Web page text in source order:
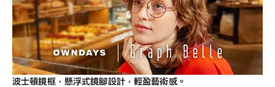
波士頓鏡框，懸浮式鏡腳設計，輕盈藝術感。